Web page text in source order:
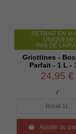
RETRAIT EN MAGASIN
UNIQUEMENT
PAS DE LIVRAISON
- Bocal Le
Parfait - 1 L - 15°
24,95 €
Ajouter au panier